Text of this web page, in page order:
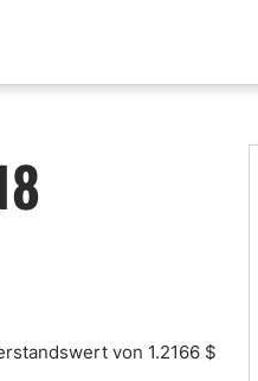
von 1.2166 $